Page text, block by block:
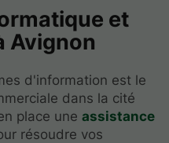
et
Avignon
d'information est le
dans la cité
place une assistance
résoudre vos